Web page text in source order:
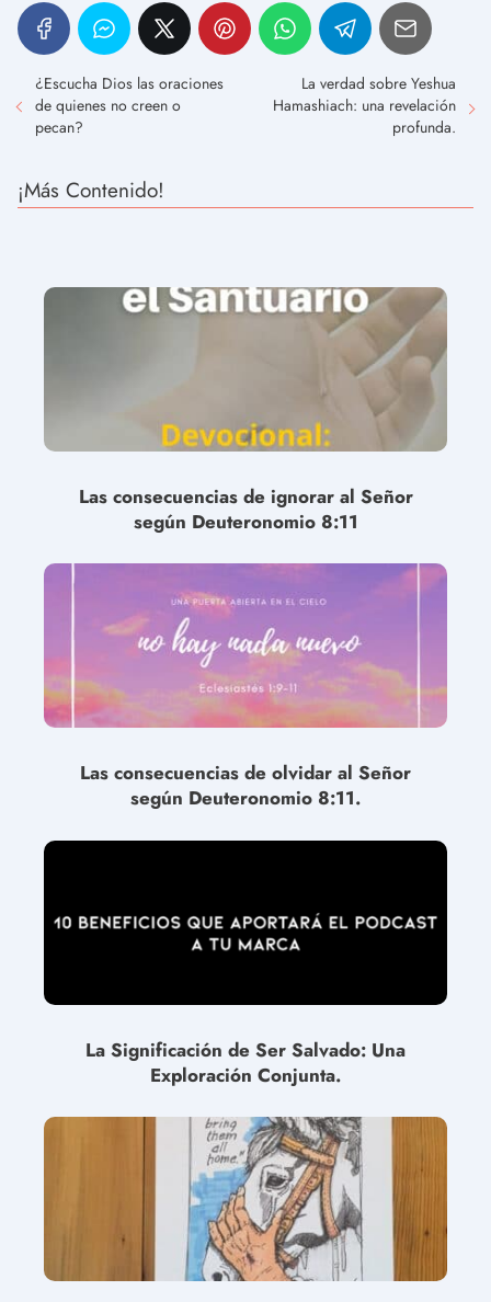
¿Escucha Dios las oraciones
de quienes no creen o
pecan?
La verdad sobre Yeshua
Hamashiach: una revelación
profunda.
¡Más Contenido!
Las consecuencias de ignorar al Señor
según Deuteronomio 8:11
Las consecuencias de olvidar al Señor
según Deuteronomio 8:11.
La Significación de Ser Salvado: Una
Exploración Conjunta.